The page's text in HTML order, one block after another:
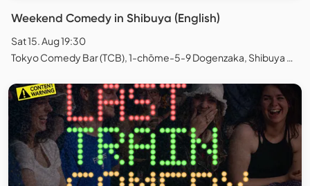
Weekend Comedy in Shibuya (English)
Sat 15. Aug 19:30
Tokyo Comedy Bar (TCB), 1-chōme-5-9 Dogenzaka, Shibuya City, Tokyo, Japan